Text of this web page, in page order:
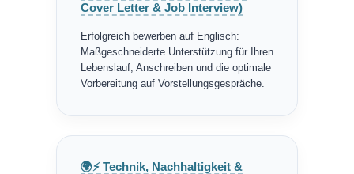
Cover Letter & Job Interview)
Erfolgreich bewerben auf Englisch:
Maßgeschneiderte Unterstützung für Ihren
Lebenslauf, Anschreiben und die optimale
Vorbereitung auf Vorstellungsgespräche.
🌍⚡ Technik, Nachhaltigkeit &